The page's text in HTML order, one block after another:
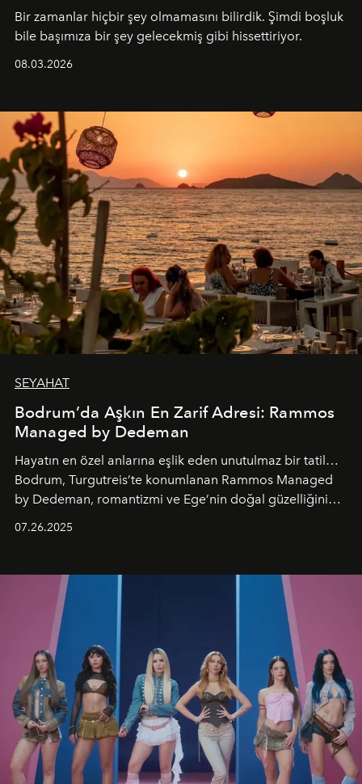
Bir zamanlar hiçbir şey olmamasını bilirdik. Şimdi boşluk
bile başımıza bir şey gelecekmiş gibi hissettiriyor.
08.03.2026
SEYAHAT
Bodrum’da Aşkın En Zarif Adresi: Rammos
Managed by Dedeman
Hayatın en özel anlarına eşlik eden unutulmaz bir tatil…
Bodrum, Turgutreis’te konumlanan Rammos Managed
by Dedeman, romantizmi ve Ege’nin doğal güzelliğini
07.26.2025